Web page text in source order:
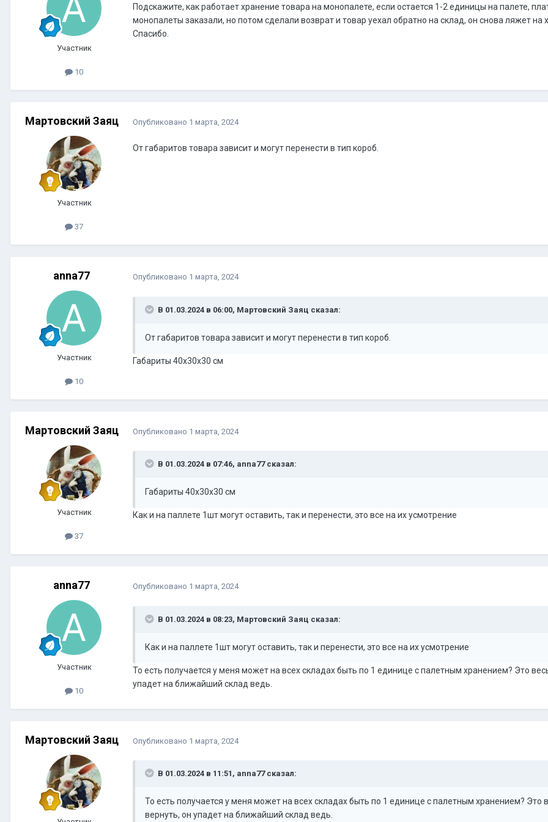
Участник
10
Подскажите, как работает хранение товара на монопалете, если остается 1-2 единицы на палете,
монопалеты заказали, но потом сделали возврат и товар уехал обратно на склад, он снова ляжет
Спасибо.
Мартовский Заяц
Участник
37
Опубликовано 1 марта, 2024
От габаритов товара зависит и могут перенести в тип короб.
anna77
Участник
10
Опубликовано 1 марта, 2024
В 01.03.2024 в 06:00, Мартовский Заяц сказал:
От габаритов товара зависит и могут перенести в тип короб.
Габариты 40х30х30 см
Мартовский Заяц
Участник
37
Опубликовано 1 марта, 2024
В 01.03.2024 в 07:46, anna77 сказал:
Габариты 40х30х30 см
Как и на паллете 1шт могут оставить, так и перенести, это все на их усмотрение
anna77
Участник
10
Опубликовано 1 марта, 2024
В 01.03.2024 в 08:23, Мартовский Заяц сказал:
Как и на паллете 1шт могут оставить, так и перенести, это все на их усмотрение
То есть получается у меня может на всех складах быть по 1 единице с палетным хранением? Это
упадет на ближайший склад ведь.
Мартовский Заяц Опубликовано 1 марта, 2024
В 01.03.2024 в 11:51, anna77 сказал:
То есть получается у меня может на всех складах быть по 1 единице с палетным хранением? Это
вернуть, он упадет на ближайший склад ведь.